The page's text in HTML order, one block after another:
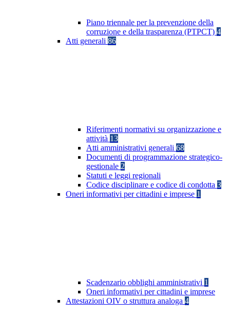
Piano triennale per la prevenzione della
corruzione e della trasparenza (PTPCT) 4
Atti generali 86
Riferimenti normativi su organizzazione e
attività 13
Atti amministrativi generali 68
Documenti di programmazione strategico-
gestionale 2
Statuti e leggi regionali
Codice disciplinare e codice di condotta 3
Oneri informativi per cittadini e imprese 1
Scadenzario obblighi amministrativi 1
Oneri informativi per cittadini e imprese
Attestazioni OIV o struttura analoga 4